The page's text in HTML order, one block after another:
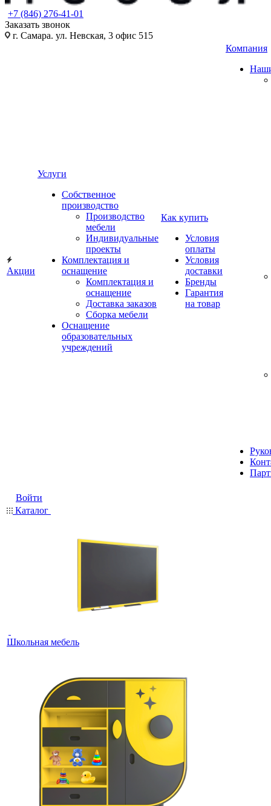
+7 (846) 276-41-01
Заказать звонок
г. Самара. ул. Невская, 3 офис 515
Акции
Услуги
Собственное
производство
Производство
мебели
Индивидуальные
проекты
Комплектация и
оснащение
Комплектация и
оснащение
Доставка заказов
Сборка мебели
Оснащение
образовательных
учреждений
Как купить
Условия
оплаты
Условия
доставки
Бренды
Гарантия
на товар
Компания
Войти
Каталог
Школьная мебель